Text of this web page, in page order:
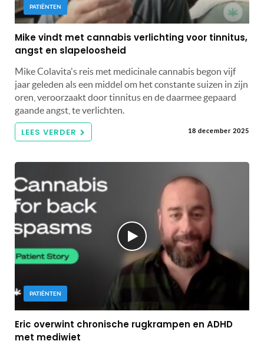
PATIËNTEN
Mike vindt met cannabis verlichting voor tinnitus,
angst en slapeloosheid
Mike Colavita's reis met medicinale cannabis begon vijf
jaar geleden als een middel om het constante suizen in zijn
oren, veroorzaakt door tinnitus en de daarmee gepaard
gaande angst, te verlichten.
LEES VERDER 18 december 2025
PATIËNTEN
Eric overwint chronische rugkrampen en ADHD
met mediwiet